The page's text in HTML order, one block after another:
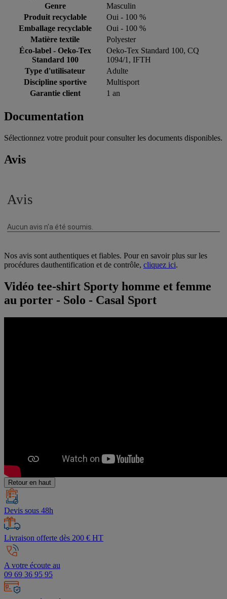
Genre
Masculin
Produit recyclable
Oui - 100 %
Emballage recyclable
Oui - 100 %
Matière textile
Polyester
Éco-label - Oeko-Tex
Standard 100
Oeko-Tex Standard 100, CQ
1094/1, IFTH
Type d'utilisateur
Adulte
Discipline sportive
Multisport
Garantie client
1 an
Documentation
Sélectionnez votre produit pour consulter les documents disponibles.
Avis
Nos avis sont authentiques et fiables. Pour en savoir plus sur les
procédures dauthentification et de contrôle, cliquez ici.
Vidéo tee-shirt Sporty homme et femme
au porter - Solo - Casal Sport
Retour en haut
Devis sous 48h
Livraison offerte dès 200 € HT
A votre écoute au
09 69 36 95 95